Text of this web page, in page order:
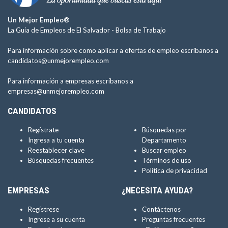
Un Mejor Empleo®
La Guía de Empleos de El Salvador - Bolsa de Trabajo
Para información sobre como aplicar a ofertas de empleo escríbanos a
candidatos@unmejorempleo.com
Para información a empresas escríbanos a
empresas@unmejorempleo.com
CANDIDATOS
Regístrate
Ingresa a tu cuenta
Reestablecer clave
Búsquedas frecuentes
Búsquedas por
Departamento
Buscar empleo
Términos de uso
Política de privacidad
EMPRESAS
Regístrese
Ingrese a su cuenta
¿NECESITA AYUDA?
Contáctenos
Preguntas frecuentes